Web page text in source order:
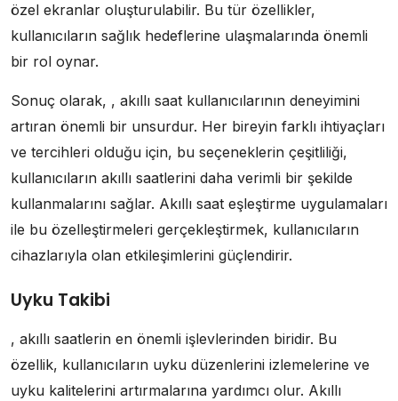
özel ekranlar oluşturulabilir. Bu tür özellikler,
kullanıcıların sağlık hedeflerine ulaşmalarında önemli
bir rol oynar.
Sonuç olarak, , akıllı saat kullanıcılarının deneyimini
artıran önemli bir unsurdur. Her bireyin farklı ihtiyaçları
ve tercihleri olduğu için, bu seçeneklerin çeşitliliği,
kullanıcıların akıllı saatlerini daha verimli bir şekilde
kullanmalarını sağlar. Akıllı saat eşleştirme uygulamaları
ile bu özelleştirmeleri gerçekleştirmek, kullanıcıların
cihazlarıyla olan etkileşimlerini güçlendirir.
Uyku Takibi
, akıllı saatlerin en önemli işlevlerinden biridir. Bu
özellik, kullanıcıların uyku düzenlerini izlemelerine ve
uyku kalitelerini artırmalarına yardımcı olur. Akıllı